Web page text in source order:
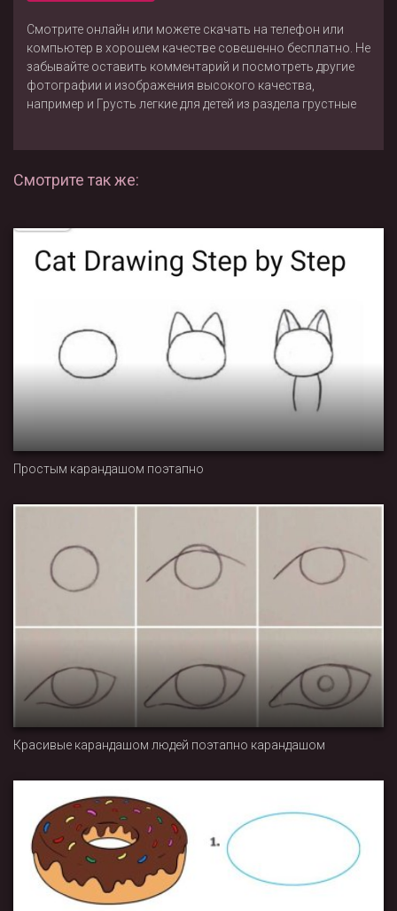
Смотрите онлайн или можете скачать на телефон или
компьютер в хорошем качестве совешенно бесплатно. Не
забывайте оставить комментарий и посмотреть другие
фотографии и изображения высокого качества,
например и Грусть легкие для детей из раздела грустные
Смотрите так же:
Простым карандашом поэтапно
Красивые карандашом людей поэтапно карандашом